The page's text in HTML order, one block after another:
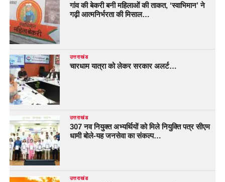
गांव की बेकरी बनी महिलाओं की ताकत, ‘स्वाभिमान’ ने
गढ़ी आत्मनिर्भरता की मिसाल…
उत्तराखंड
चारधाम यात्रा को लेकर सरकार अलर्ट…
उत्तराखंड
307 नव नियुक्त अभ्यर्थियों को मिले नियुक्ति पत्र सीएम
धामी बोले-यह जनसेवा का संकल्प…
उत्तराखंड